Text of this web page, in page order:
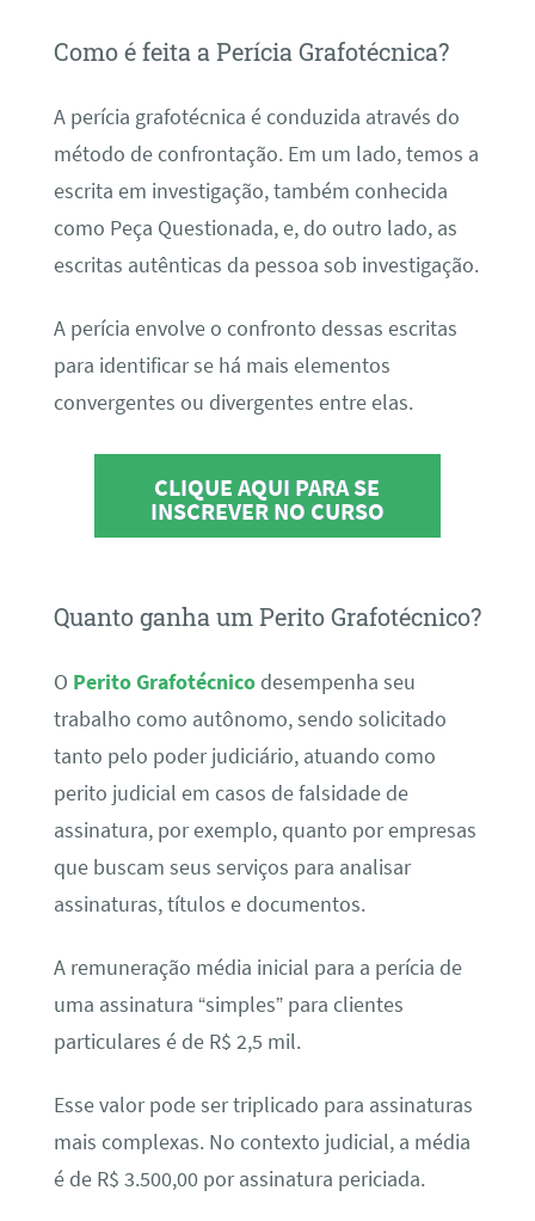
Como é feita a Perícia Grafotécnica?
A perícia grafotécnica é conduzida através do
método de confrontação. Em um lado, temos a
escrita em investigação, também conhecida
como Peça Questionada, e, do outro lado, as
escritas autênticas da pessoa sob investigação.
A perícia envolve o confronto dessas escritas
para identificar se há mais elementos
convergentes ou divergentes entre elas.
CLIQUE AQUI PARA SE
INSCREVER NO CURSO
Quanto ganha um Perito Grafotécnico?
O Perito Grafotécnicodesempenha seu
trabalho como autônomo, sendo solicitado
tanto pelo poder judiciário, atuando como
perito judicial em casos de falsidade de
assinatura, por exemplo, quanto por empresas
que buscam seus serviços para analisar
assinaturas, títulos e documentos.
A remuneração média inicial para a perícia de
uma assinatura “simples” para clientes
particulares é de R$ 2,5 mil.
Esse valor pode ser triplicado para assinaturas
mais complexas. No contexto judicial, a média
é de R$ 3.500,00 por assinatura periciada.